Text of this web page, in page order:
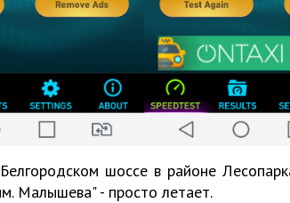
шоссе в районе
Малышева" - просто летает.